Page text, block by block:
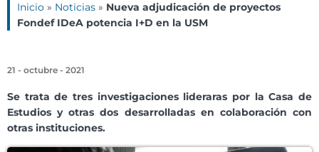
Inicio » Noticias » Nueva adjudicación de proyectos
Fondef IDeA potencia I+D en la USM
21 - octubre - 2021
Se trata de tres investigaciones lideraras por la Casa de
Estudios y otras dos desarrolladas en colaboración con
otras instituciones.